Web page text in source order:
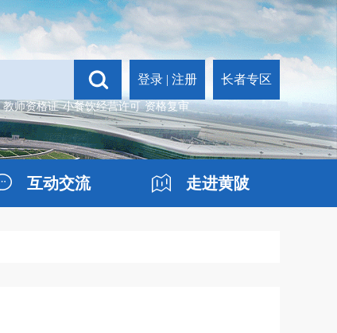
登录 | 注册 长者专区
教师资格证 小餐饮经营许可 资格复审
互动交流 走进黄陂